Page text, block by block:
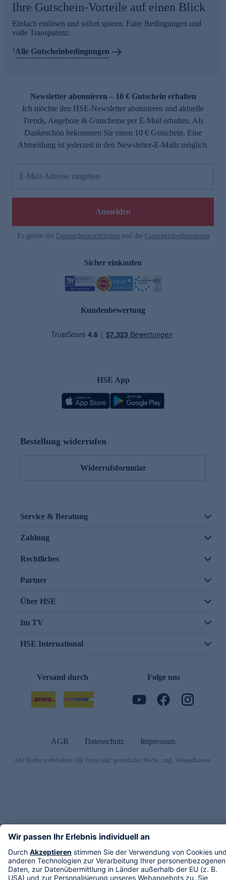
Ihre Gutschein-Vorteile auf einen Blick
Einfach einlösen und sofort sparen. Faire Bedingungen und
volle Transparenz.
1 Alle Gutscheinbedingungen
Newsletter abonnieren – 10 € Gutschein erhalten
Ich möchte den HSE-Newsletter abonnieren und aktuelle
Trends, Angebote & Gutscheine per E-Mail erhalten. Als
Dankeschön bekommen Sie einen 10 € Gutschein. Eine
Abmeldung ist jederzeit in den Newsletter-E-Mails möglich.
E-Mail-Adresse eingeben
Anmelden
Es gelten die Datenschutzrichtlinien und die Gutscheinbedingungen
Sicher einkaufen
Kundenbewertung
HSE App
Bestellung widerrufen
Widerrufsformular
Service & Beratung
Zahlung
Rechtliches
Partner
Über HSE
Im TV
HSE International
Versand durch Folge uns
AGB Datenschutz Impressum
Alle Rechte vorbehalten. Alle Preise inkl. gesetzlicher MwSt., zzgl. Versandkosten.